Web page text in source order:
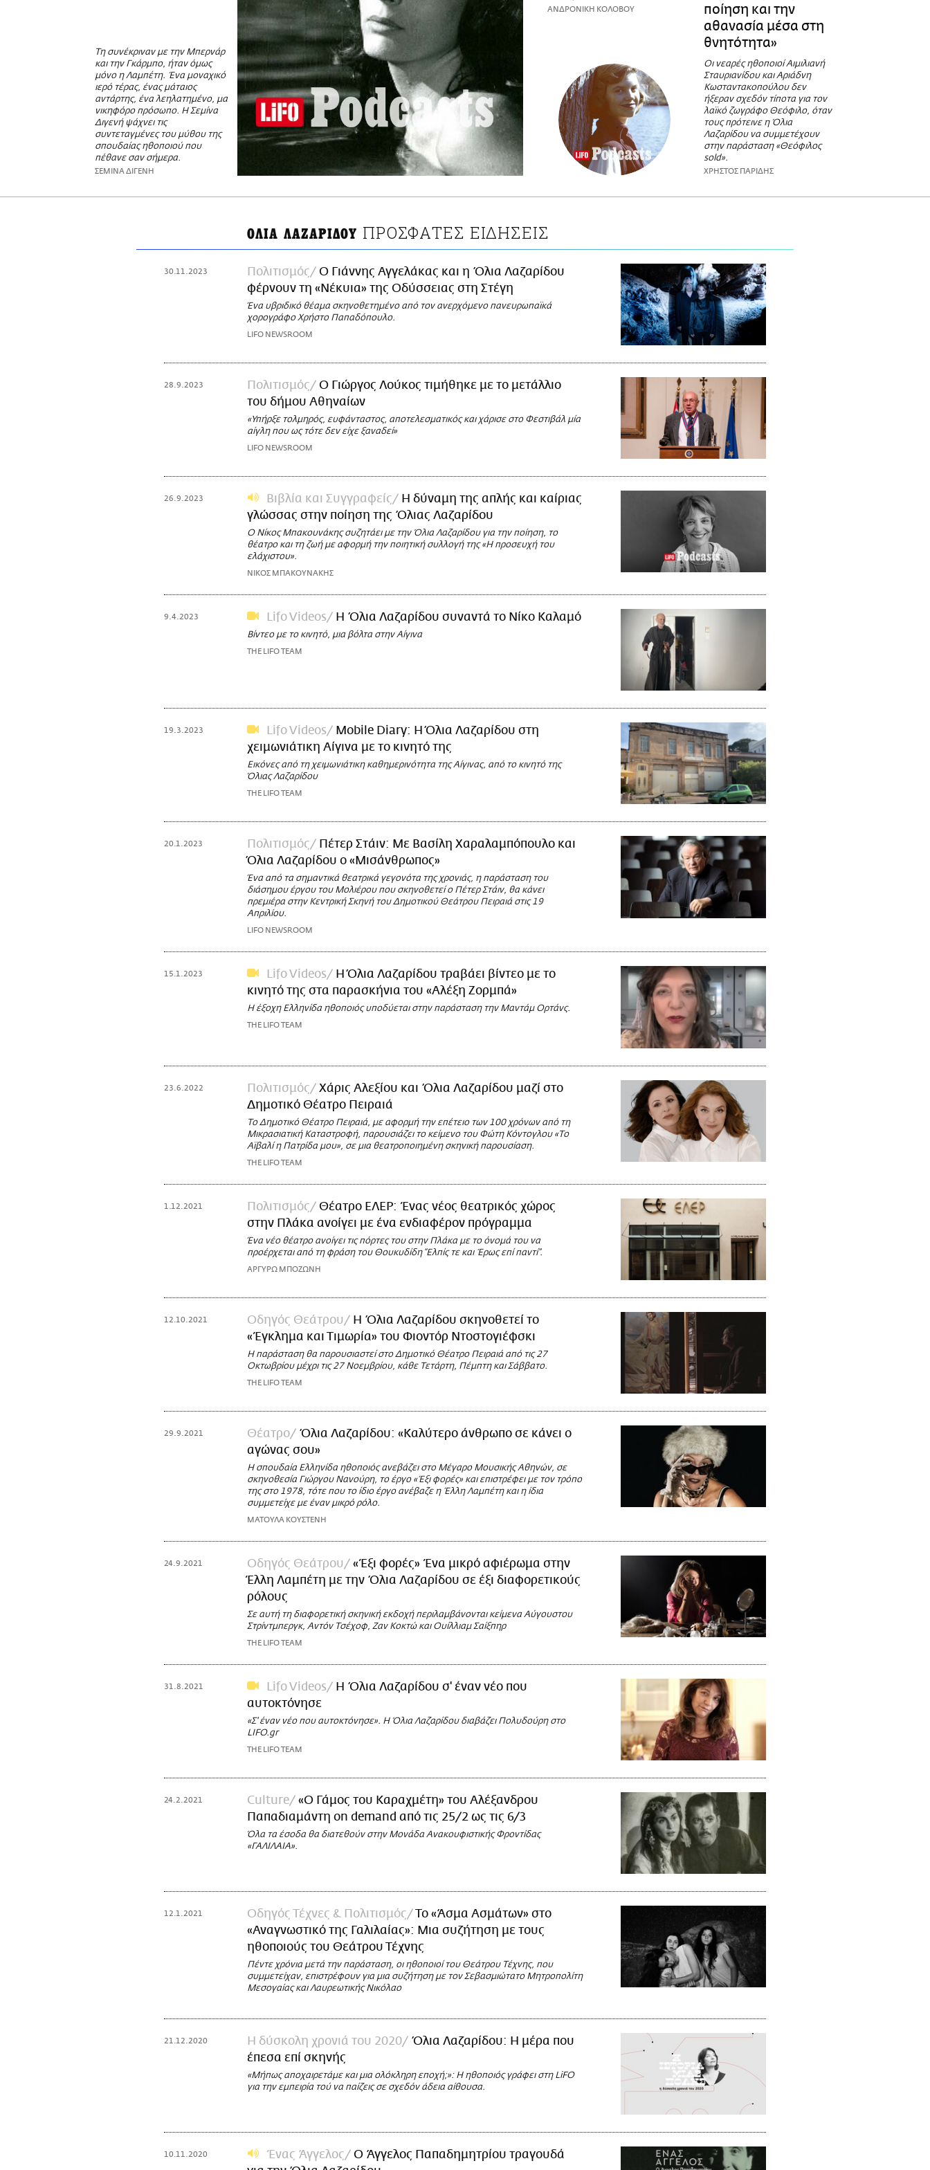
Τη συνέκριναν με την Μπερνάρ
και την Γκάρμπο, ήταν όμως
μόνο η Λαμπέτη. Ένα μοναχικό
ιερό τέρας, ένας μάταιος
αντάρτης, ένα λεηλατημένο, μα
νικηφόρο πρόσωπο. H Σεμίνα
Διγενή ψάχνει τις
συντεταγμένες του μύθου της
σπουδαίας ηθοποιού που
πέθανε σαν σήμερα.
ΣΕΜΙΝΑ ΔΙΓΕΝΗ
ΑΝΔΡΟΝΙΚΗ ΚΟΛΟΒΟΥ
ποίηση και την
αθανασία μέσα στη
θνητότητα»
Οι νεαρές ηθοποιοί Αιμιλιανή
Σταυριανίδου και Αριάδνη
Κωσταντακοπούλου δεν
ήξεραν σχεδόν τίποτα για τον
λαϊκό ζωγράφο Θεόφιλο, όταν
τους πρότεινε η Όλια
Λαζαρίδου να συμμετέχουν
στην παράσταση «Θεόφιλος
sold».
ΧΡΗΣΤΟΣ ΠΑΡΙΔΗΣ
ΟΛΙΑ ΛΑΖΑΡΙΔΟΥ ΠΡΟΣΦΑΤΕΣ ΕΙΔΗΣΕΙΣ
30.11.2023 Πολιτισμός
Ο Γιάννης Αγγελάκας και η Όλια Λαζαρίδου
φέρνουν τη «Nέκυια» της Οδύσσειας στη Στέγη
Ένα υβριδικό θέαμα σκηνοθετημένο από τον ανερχόμενο πανευρωπαϊκά
χορογράφο Χρήστο Παπαδόπουλο.
LIFO NEWSROOM
28.9.2023 Πολιτισμός
Ο Γιώργος Λούκος τιμήθηκε με το μετάλλιο
του δήμου Αθηναίων
«Υπήρξε τολμηρός, ευφάνταστος, αποτελεσματικός και χάρισε στο Φεστιβάλ μία
αίγλη που ως τότε δεν είχε ξαναδεί»
LIFO NEWSROOM
26.9.2023 Βιβλία και Συγγραφείς
Η δύναμη της απλής και καίριας
γλώσσας στην ποίηση της Όλιας Λαζαρίδου
Ο Νίκος Μπακουνάκης συζητάει με την Όλια Λαζαρίδου για την ποίηση, το
θέατρο και τη ζωή με αφορμή την ποιητική συλλογή της «Η προσευχή του
ελάχιστου».
ΝΙΚΟΣ ΜΠΑΚΟΥΝΑΚΗΣ
9.4.2023 Lifo Videos Η Όλια Λαζαρίδου συναντά το Νίκο Καλαμό
Βίντεο με το κινητό, μια βόλτα στην Αίγινα
THE LIFO TEAM
19.3.2023 Lifo Videos
Μοbile Diary: H Όλια Λαζαρίδου στη
χειμωνιάτικη Αίγινα με το κινητό της
Eικόνες από τη χειμωνιάτικη καθημερινότητα της Αίγινας, από το κινητό της
Όλιας Λαζαρίδου
THE LIFO TEAM
20.1.2023 Πολιτισμός
Πέτερ Στάιν: Με Βασίλη Χαραλαμπόπουλο και
Όλια Λαζαρίδου ο «Μισάνθρωπος»
Ένα από τα σημαντικά θεατρικά γεγονότα της χρονιάς, η παράσταση του
διάσημου έργου του Μολιέρου που σκηνοθετεί ο Πέτερ Στάιν, θα κάνει
πρεμιέρα στην Κεντρική Σκηνή του Δημοτικού Θεάτρου Πειραιά στις 19
Απριλίου.
LIFO NEWSROOM
15.1.2023 Lifo Videos
H Όλια Λαζαρίδου τραβάει βίντεο με το
κινητό της στα παρασκήνια του «Αλέξη Ζορμπά»
Η έξοχη Ελληνίδα ηθοποιός υποδύεται στην παράσταση την Μαντάμ Ορτάνς.
THE LIFO TEAM
23.6.2022 Πολιτισμός
Χάρις Αλεξίου και Όλια Λαζαρίδου μαζί στο
Δημοτικό Θέατρο Πειραιά
Το Δημοτικό Θέατρο Πειραιά, με αφορμή την επέτειο των 100 χρόνων από τη
Μικρασιατική Καταστροφή, παρουσιάζει το κείμενο του Φώτη Κόντογλου «Το
Αϊβαλί η Πατρίδα μου», σε μια θεατροποιημένη σκηνική παρουσίαση.
THE LIFO TEAM
1.12.2021 Πολιτισμός
Θέατρο ΕΛΕΡ: Ένας νέος θεατρικός χώρος
στην Πλάκα ανοίγει με ένα ενδιαφέρον πρόγραμμα
Ένα νέο θέατρο ανοίγει τις πόρτες του στην Πλάκα με το όνομά του να
προέρχεται από τη φράση του Θουκυδίδη “Ελπίς τε και Έρως επί παντί”.
ΑΡΓΥΡΩ ΜΠΟΖΩΝΗ
12.10.2021 Οδηγός Θεάτρου
Η Όλια Λαζαρίδου σκηνοθετεί το
«Έγκλημα και Τιμωρία» του Φιοντόρ Ντοστογιέφσκι
Η παράσταση θα παρουσιαστεί στο Δημοτικό Θέατρο Πειραιά από τις 27
Οκτωβρίου μέχρι τις 27 Νοεμβρίου, κάθε Τετάρτη, Πέμπτη και Σάββατο.
THE LIFO TEAM
29.9.2021 Θέατρο
Όλια Λαζαρίδου: «Καλύτερο άνθρωπο σε κάνει ο
αγώνας σου»
Η σπουδαία Ελληνίδα ηθοποιός ανεβάζει στο Μέγαρο Μουσικής Αθηνών, σε
σκηνοθεσία Γιώργου Νανούρη, το έργο «Έξι φορές» και επιστρέφει με τον τρόπο
της στο 1978, τότε που το ίδιο έργο ανέβαζε η Έλλη Λαμπέτη και η ίδια
συμμετείχε με έναν μικρό ρόλο.
ΜΑΤΟΥΛΑ ΚΟΥΣΤΕΝΗ
24.9.2021 Οδηγός Θεάτρου
«Έξι φορές» Ένα μικρό αφιέρωμα στην
Έλλη Λαμπέτη με την Όλια Λαζαρίδου σε έξι διαφορετικούς
ρόλους
Σε αυτή τη διαφορετική σκηνική εκδοχή περιλαμβάνονται κείμενα Αύγουστου
Στρίντμπεργκ, Αντόν Τσέχοφ, Ζαν Κοκτώ και Ουίλλιαμ Σαίξπηρ
THE LIFO TEAM
31.8.2021 Lifo Videos
Η Όλια Λαζαρίδου σ' έναν νέο που
αυτοκτόνησε
«Σ' έναν νέο που αυτοκτόνησε». Η Όλια Λαζαρίδου διαβάζει Πολυδούρη στo
LIFO.gr
THE LIFO TEAM
24.2.2021 Culture
«Ο Γάμος του Καραχμέτη» του Αλέξανδρου
Παπαδιαμάντη on demand από τις 25/2 ως τις 6/3
Όλα τα έσοδα θα διατεθούν στην Μονάδα Ανακουφιστικής Φροντίδας
«ΓΑΛΙΛΑΙΑ».
12.1.2021 Οδηγός Τέχνες & Πολιτισμός
Το «Άσμα Ασμάτων» στο
«Αναγνωστικό της Γαλιλαίας»: Μια συζήτηση με τους
ηθοποιούς του Θεάτρου Τέχνης
Πέντε χρόνια μετά την παράσταση, οι ηθοποιοί του Θεάτρου Τέχνης, που
συμμετείχαν, επιστρέφουν για μια συζήτηση με τον Σεβασμιώτατο Μητροπολίτη
Μεσογαίας και Λαυρεωτικής Νικόλαο
21.12.2020 Η δύσκολη χρονιά του 2020
Όλια Λαζαρίδου: Η μέρα που
έπεσα επί σκηνής
«Μήπως αποχαιρετάμε και μια ολόκληρη εποχή;»: Η ηθοποιός γράφει στη LiFO
για την εμπειρία τού να παίζεις σε σχεδόν άδεια αίθουσα.
10.11.2020 Ένας Άγγελος
Ο Άγγελος Παπαδημητρίου τραγουδά